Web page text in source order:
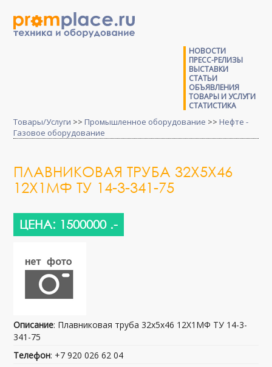
НОВОСТИ
ПРЕСС-РЕЛИЗЫ
ВЫСТАВКИ
СТАТЬИ
ОБЪЯВЛЕНИЯ
ТОВАРЫ И УСЛУГИ
СТАТИСТИКА
Товары/Услуги >> Промышленное оборудование >> Нефте -
Газовое оборудование
ПЛАВНИКОВАЯ ТРУБА 32Х5Х46
12Х1МФ ТУ 14-3-341-75
ЦЕНА: 1500000 .-
Описание: Плавниковая труба 32х5х46 12Х1МФ ТУ 14-3-
341-75
Телефон: +7 920 026 62 04